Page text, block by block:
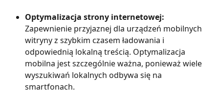
Optymalizacja strony internetowej:
Zapewnienie przyjaznej dla urządzeń mobilnych
witryny z szybkim czasem ładowania i
odpowiednią lokalną treścią. Optymalizacja
mobilna jest szczególnie ważna, ponieważ wiele
wyszukiwań lokalnych odbywa się na
smartfonach.